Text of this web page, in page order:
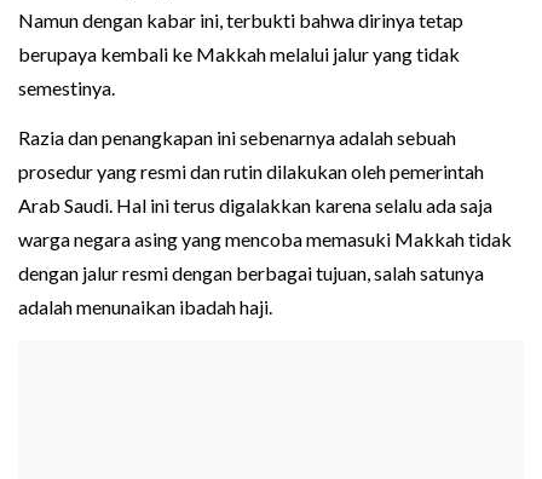
Namun dengan kabar ini, terbukti bahwa dirinya tetap
berupaya kembali ke Makkah melalui jalur yang tidak
semestinya.
Razia dan penangkapan ini sebenarnya adalah sebuah
prosedur yang resmi dan rutin dilakukan oleh pemerintah
Arab Saudi. Hal ini terus digalakkan karena selalu ada saja
warga negara asing yang mencoba memasuki Makkah tidak
dengan jalur resmi dengan berbagai tujuan, salah satunya
adalah menunaikan ibadah haji.